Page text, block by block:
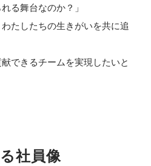
る舞台なのか？」
たしたちの生きがいを共に追
できるチームを実現したいと
社員像